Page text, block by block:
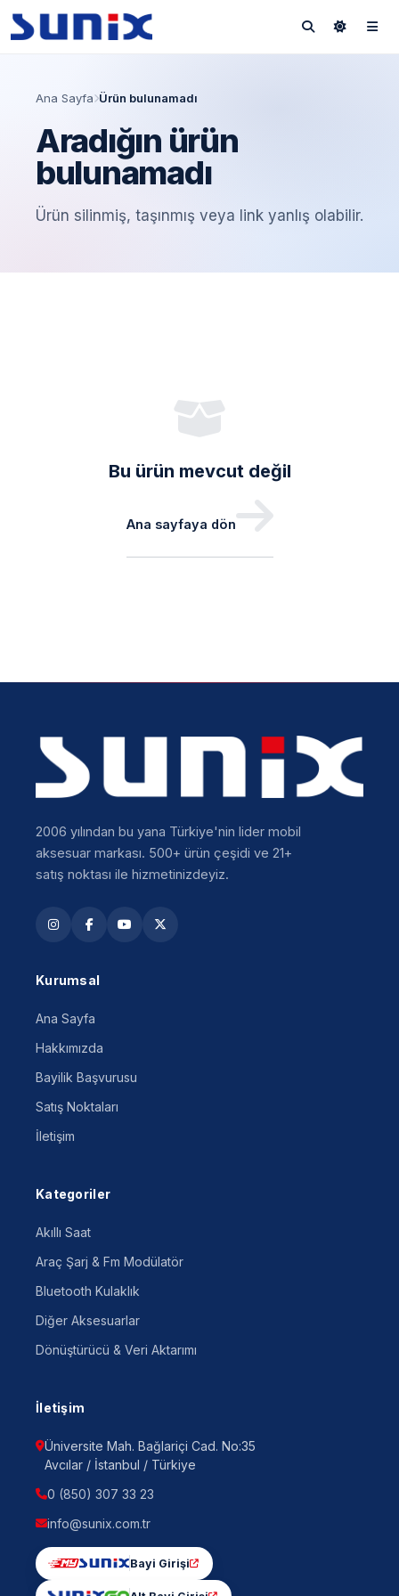
Ana Sayfa Ürün bulunamadı
Aradığın ürün
bulunamadı
Ürün silinmiş, taşınmış veya link yanlış olabilir.
Bu ürün mevcut değil
Ana sayfaya dön
2006 yılından bu yana Türkiye'nin lider mobil
aksesuar markası. 500+ ürün çeşidi ve 21+
satış noktası ile hizmetinizdeyiz.
Kurumsal
Ana Sayfa
Hakkımızda
Bayilik Başvurusu
Satış Noktaları
İletişim
Kategoriler
Akıllı Saat
Araç Şarj & Fm Modülatör
Bluetooth Kulaklık
Diğer Aksesuarlar
Dönüştürücü & Veri Aktarımı
İletişim
Üniversite Mah. Bağlariçi Cad. No:35
Avcılar / İstanbul / Türkiye
0 (850) 307 33 23
info@sunix.com.tr
Bayi Girişi